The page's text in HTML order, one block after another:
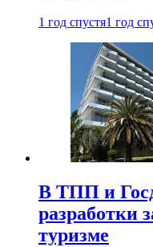
1 год спустя1 год
В ТПП и
разработки
туризме